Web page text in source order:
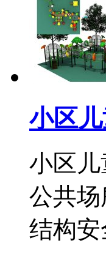
小区
小区
公共
结构安